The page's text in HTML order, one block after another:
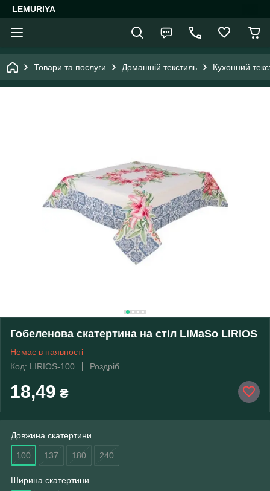
LEMURIYA
Товари та послуги Домашній текстиль Кухонний
Гобеленова скатертина на стіл LiMaSo LIRIOS
Немає в наявності
Код: LIRIOS-100
Роздріб
18,49 ₴
Довжина скатертини
100 137 180 240
Ширина скатертини